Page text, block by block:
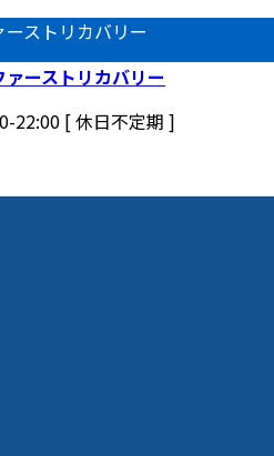
ストリカバリー
22:00 [ 休日不定期 ]